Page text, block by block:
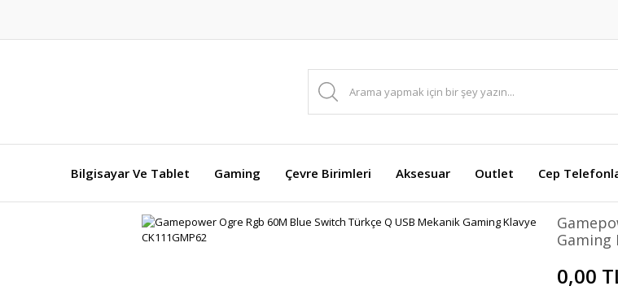
Bilgisayar Ve Tablet Gaming Çevre Birimleri Aksesuar Outlet Cep
Gaming
0,00